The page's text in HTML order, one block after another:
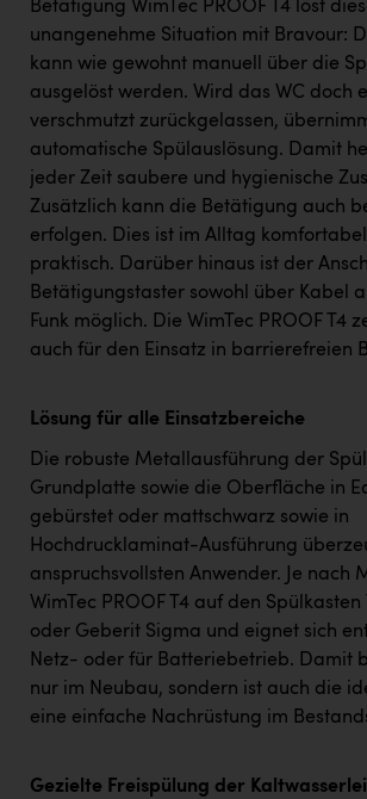
Betätigung WimTec PROOF T4 löst
unangenehme Situation mit Bravour:
kann wie gewohnt manuell über die
ausgelöst werden. Wird das WC doch
verschmutzt zurückgelassen,
automatische Spülauslösung. Damit
jeder Zeit saubere und hygienische
Zusätzlich kann die Betätigung auch
erfolgen. Dies ist im Alltag
praktisch. Darüber hinaus ist der
Betätigungstaster sowohl über Kabel
Funk möglich. Die WimTec PROOF T4
auch für den Einsatz in barrierefreien
Lösung für alle Einsatzbereiche
Die robuste Metallausführung der
Grundplatte sowie die Oberfläche in
gebürstet oder mattschwarz sowie in
Hochdrucklaminat-Ausführung
anspruchsvollsten Anwender. Je nach
WimTec PROOF T4 auf den Spülkasten
oder Geberit Sigma und eignet sich
Netz- oder für Batteriebetrieb. Damit
nur im Neubau, sondern ist auch die
eine einfache Nachrüstung im
Gezielte Freispülung der